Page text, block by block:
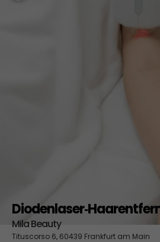
Mila Beauty
Tituscorso 6, 60439 Frankfurt am Main